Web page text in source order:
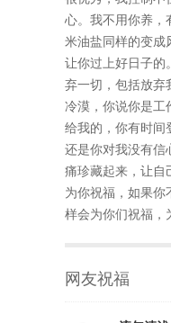
心。我不用你养，
米油盐同样的变成
让你过上好日子的
弃一切，包括放弃
冷漠，你说你是工
给我的，你有时间
还是你对我没有信
痛珍藏起来，让自
为你祝福，如果你
样会为你们祝福，
网友祝福